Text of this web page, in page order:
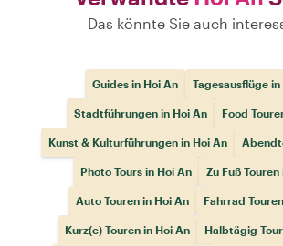
Das könnte Sie auch
Guides in Hoi An Tagesausflüge in
Stadtführungen in Hoi An Food
Kunst & Kulturführungen in Hoi An
Photo Tours in Hoi An Zu Fuß
Auto Touren in Hoi An Fahrrad
Kurz(e) Touren in Hoi An Halbtägig